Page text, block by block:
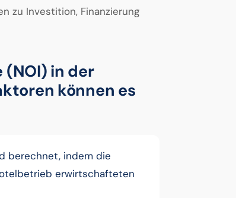
zu Investition, Finanzierung
in der
können es
berechnet, indem die
erwirtschafteten